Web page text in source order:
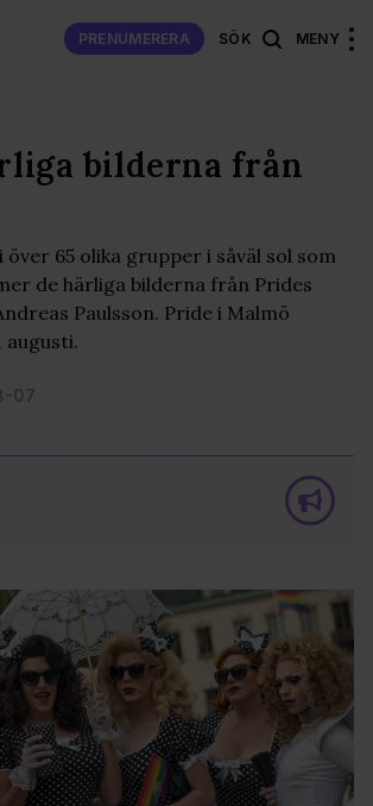
PRENUMERERA SÖK MENY
bilderna från
över 65 olika grupper i såväl sol som
de härliga bilderna från Prides
Paulsson. Pride i Malmö
07